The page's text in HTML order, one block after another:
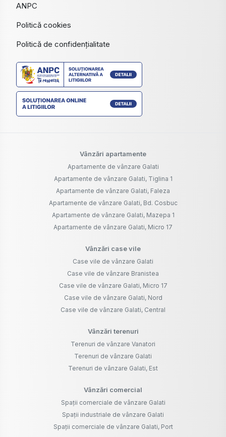
ANPC
Politică cookies
Politică de confidențialitate
Vânzări apartamente
Apartamente de vânzare Galati
Apartamente de vânzare Galati, Tiglina 1
Apartamente de vânzare Galati, Faleza
Apartamente de vânzare Galati, Bd. Cosbuc
Apartamente de vânzare Galati, Mazepa 1
Apartamente de vânzare Galati, Micro 17
Vânzări case vile
Case vile de vânzare Galati
Case vile de vânzare Branistea
Case vile de vânzare Galati, Micro 17
Case vile de vânzare Galati, Nord
Case vile de vânzare Galati, Central
Vânzări terenuri
Terenuri de vânzare Vanatori
Terenuri de vânzare Galati
Terenuri de vânzare Galati, Est
Vânzări comercial
Spații comerciale de vânzare Galati
Spații industriale de vânzare Galati
Spații comerciale de vânzare Galati, Port